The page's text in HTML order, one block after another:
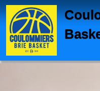
Panneau de gestion des